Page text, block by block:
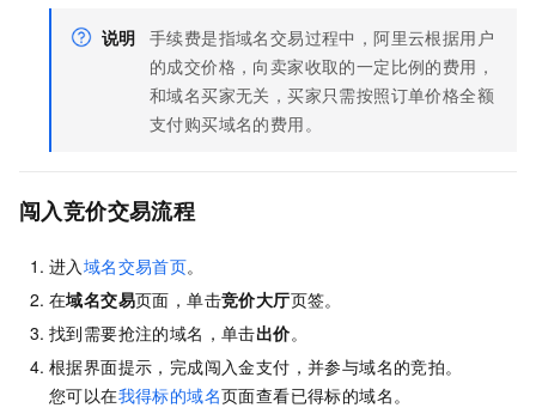
说明 手续费是指域名交易过程中，阿里云根据用户
的成交价格，向卖家收取的一定比例的费用，
和域名买家无关，买家只需按照订单价格全额
支付购买域名的费用。
闯入竞价交易流程
进入域名交易首页。
在域名交易页面，单击竞价大厅页签。
找到需要抢注的域名，单击出价。
根据界面提示，完成闯入金支付，并参与域名的竞拍。
您可以在我得标的域名页面查看已得标的域名。